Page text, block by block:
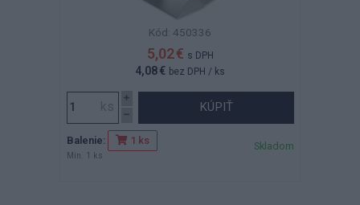
Kód: 450336
5,02 € s DPH
4,08 € bez DPH / ks
KÚPIŤ
Balenie: 1 ks
Min. 1 ks
Skladom